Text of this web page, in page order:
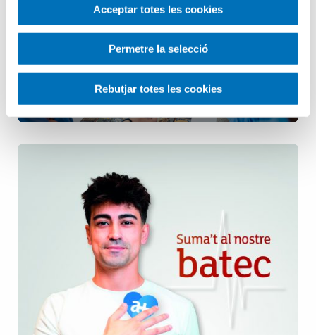
Acceptar totes les cookies
Permetre la selecció
Rebutjar totes les cookies